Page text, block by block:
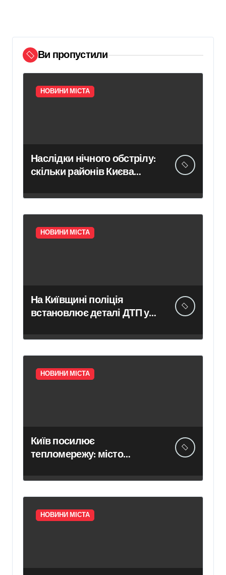
Ви пропустили
НОВИНИ МІСТА
Наслідки нічного обстрілу:
скільки районів Києва
НОВИНИ МІСТА
На Київщині поліція
встановлює деталі ДТП у
травмувалися двоє дітей
НОВИНИ МІСТА
Київ посилює
тепломережу: місто
відновлення
законтрактували резервні
потужності понад 1,5 ГВт
НОВИНИ МІСТА